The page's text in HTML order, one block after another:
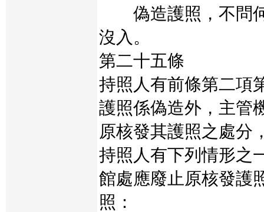
偽造護照，不問何
沒入。
第二十五條
持照人有前條第二項
護照係偽造外，主管
原核發其護照之處分
持照人有下列情形之
館處應廢止原核發護
照：